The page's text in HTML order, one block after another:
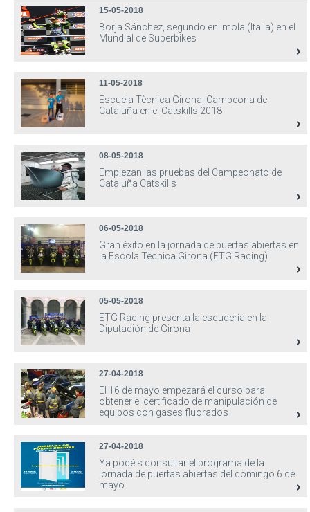
15-05-2018
Borja Sánchez, segundo en Imola (Italia) en el
Mundial de Superbikes
11-05-2018
Escuela Tècnica Girona, Campeona de
Cataluña en el Catskills 2018
08-05-2018
Empiezan las pruebas del Campeonato de
Cataluña Catskills
06-05-2018
Gran éxito en la jornada de puertas abiertas en
la Escola Tècnica Girona (ETG Racing)
05-05-2018
ETG Racing presenta la escudería en la
Diputación de Girona
27-04-2018
El 16 de mayo empezará el curso para
obtener el certificado de manipulación de
equipos con gases fluorados
27-04-2018
Ya podéis consultar el programa de la
jornada de puertas abiertas del domingo 6 de
mayo